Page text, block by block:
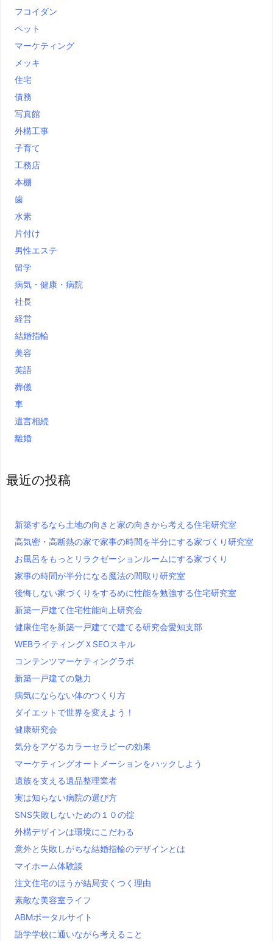
フコイダン
ペット
マーケティング
メッキ
住宅
債務
写真館
外構工事
子育て
工務店
本棚
歯
水素
片付け
男性エステ
留学
病気・健康・病院
社長
経営
結婚指輪
美容
英語
葬儀
車
遺言相続
離婚
最近の投稿
新築するなら土地の向きと家の向きから考える住宅研究室
高気密・高断熱の家で家事の時間を半分にする家づくり研究室
お風呂をもっとリラクゼーションルームにする家づくり
家事の時間が半分になる魔法の間取り研究室
後悔しない家づくりをするめに性能を勉強する住宅研究室
新築一戸建て住宅性能向上研究会
健康住宅を新築一戸建てで建てる研究会愛知支部
WEBライティングＸSEOスキル
コンテンツマーケティングラボ
新築一戸建ての魅力
病気にならない体のつくり方
ダイエットで世界を変えよう！
健康研究会
気分をアゲるカラーセラピーの効果
マーケティングオートメーションをハックしよう
遺族を支える遺品整理業者
実は知らない病院の選び方
SNS失敗しないための１０の掟
外構デザインは環境にこだわる
意外と失敗しがちな結婚指輪のデザインとは
マイホーム体験談
注文住宅のほうが結局安くつく理由
素敵な美容室ライフ
ABMポータルサイト
語学学校に通いながら考えること